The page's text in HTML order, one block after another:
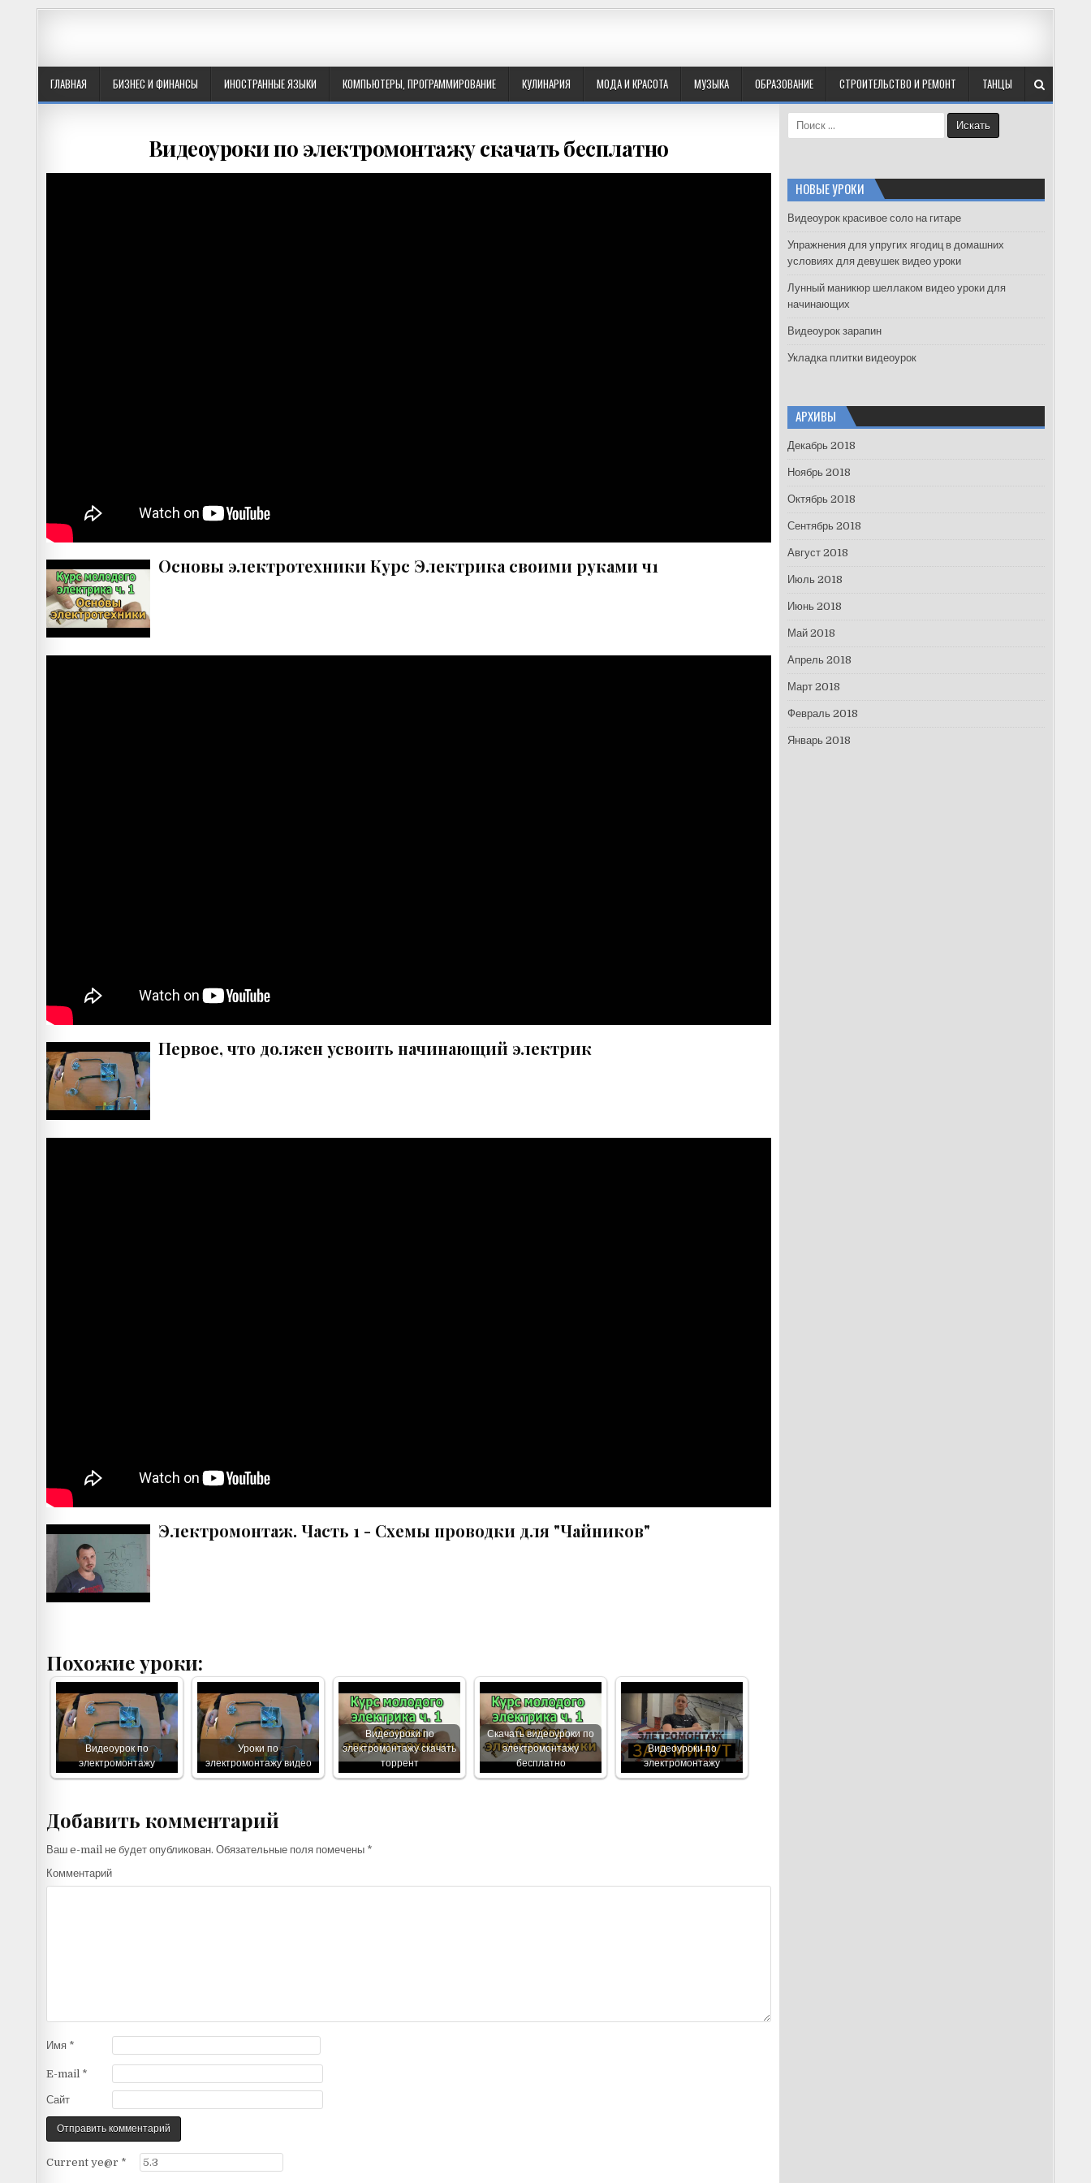
ГЛАВНАЯ БИЗНЕС И ФИНАНСЫ ИНОСТРАННЫЕ ЯЗЫКИ КОМПЬЮТЕРЫ, ПРОГРАММИРОВАНИЕ КУЛИНАРИЯ МОДА И КРАСОТА МУЗЫКА ОБРАЗОВАНИЕ СТРОИТЕЛЬСТВО И РЕМОНТ ТАНЦЫ
Видеоуроки по электромонтажу скачать бесплатно
Основы электротехники Курс Электрика своими руками ч1
Первое, что должен усвоить начинающий электрик
Электромонтаж. Часть 1 - Схемы проводки для "Чайников"
Похожие уроки:
Видеоурок по
электромонтажу
Уроки по
электромонтажу видео
Видеоуроки по
электромонтажу скачать
торрент
Скачать видеоуроки по
электромонтажу
бесплатно
Видеоуроки по
электромонтажу
Добавить комментарий
Ваш e-mail не будет опубликован. Обязательные поля помечены *
Комментарий
Имя *
E-mail *
Сайт
Current ye@r *
e
h
f
r
:
НОВЫЕ УРОКИ
Видеоурок красивое соло на гитаре
Упражнения для упругих ягодиц в домашних
условиях для девушек видео уроки
Лунный маникюр шеллаком видео уроки для
начинающих
Видеоурок зарапин
Укладка плитки видеоурок
АРХИВЫ
Декабрь 2018
Ноябрь 2018
Октябрь 2018
Сентябрь 2018
Август 2018
Июль 2018
Июнь 2018
Май 2018
Апрель 2018
Март 2018
Февраль 2018
Январь 2018